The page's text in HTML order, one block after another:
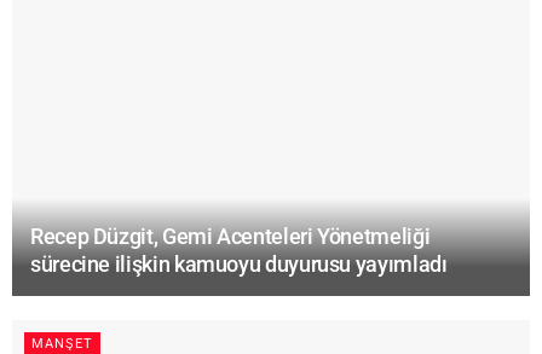
Recep Düzgit, Gemi Acenteleri Yönetmeliği
sürecine ilişkin kamuoyu duyurusu yayımladı
MANŞET